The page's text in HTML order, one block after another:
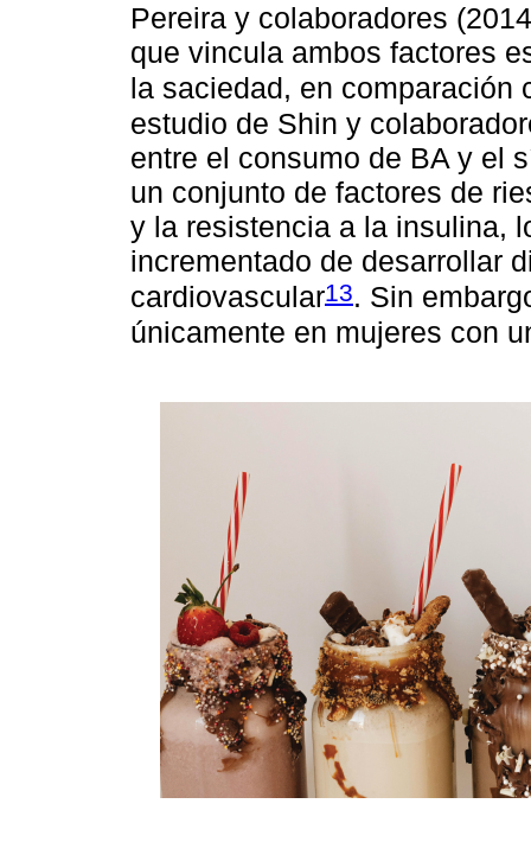
Pereira y colaboradores
que vincula ambos factores
la saciedad, en comparación
estudio de Shin y
entre el consumo de BA y el
un conjunto de factores de
y la resistencia a la insulina,
incrementado de desarrollar
cardiovascular13. Sin
únicamente en mujeres con